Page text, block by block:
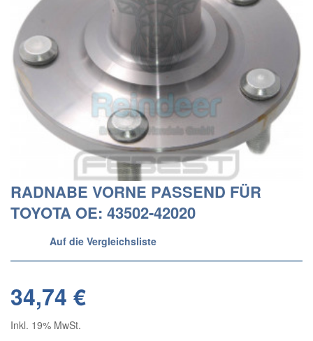
RADNABE VORNE PASSEND FÜR
TOYOTA OE: 43502-42020
Auf die Vergleichsliste
34,74 €
Inkl. 19% MwSt.